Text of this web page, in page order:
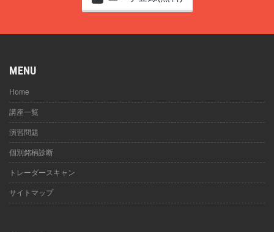
MENU
Home
講座一覧
演習問題
個別銘柄診断
トレーダースキャン
サイトマップ